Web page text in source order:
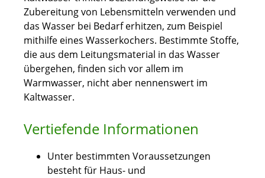
Zubereitung von Lebensmitteln verwenden und
das Wasser bei Bedarf erhitzen, zum Beispiel
mithilfe eines Wasserkochers. Bestimmte Stoffe,
die aus dem Leitungsmaterial in das Wasser
übergehen, finden sich vor allem im
Warmwasser, nicht aber nennenswert im
Kaltwasser.
Vertiefende Informationen
Unter bestimmten Voraussetzungen
besteht für Haus- und